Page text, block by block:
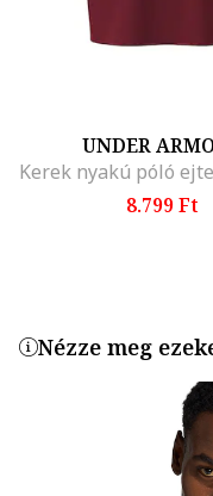
UNDER
8.799 Ft
Nézze meg